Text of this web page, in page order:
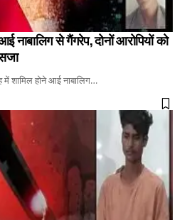
नाबालिग से गैंगरेप, दोनों आरोपियों को
में शामिल होने आई नाबालिग…